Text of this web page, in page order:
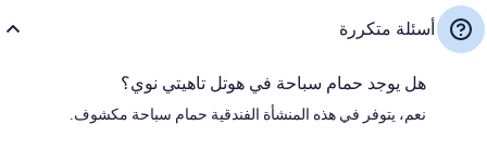
أسئلة متكررة
هل يوجد حمام سباحة في هوتل تاهيتي نوي؟
نعم، يتوفر في هذه المنشأة الفندقية حمام سباحة مكشوف.